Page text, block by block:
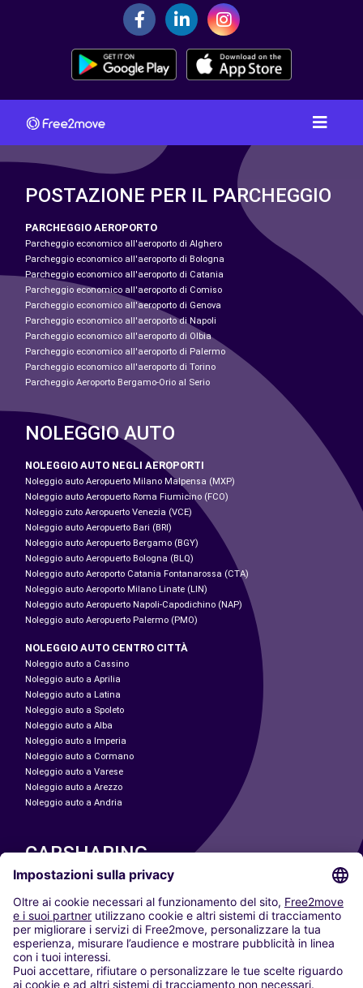
POSTAZIONE PER IL PARCHEGGIO
PARCHEGGIO AEROPORTO
Parcheggio economico all'aeroporto di Alghero
Parcheggio economico all'aeroporto di Bologna
Parcheggio economico all'aeroporto di Catania
Parcheggio economico all'aeroporto di Comiso
Parcheggio economico all'aeroporto di Genova
Parcheggio economico all'aeroporto di Napoli
Parcheggio economico all'aeroporto di Olbia
Parcheggio economico all'aeroporto di Palermo
Parcheggio economico all'aeroporto di Torino
Parcheggio Aeroporto Bergamo-Orio al Serio
NOLEGGIO AUTO
NOLEGGIO AUTO NEGLI AEROPORTI
Noleggio auto Aeropuerto Milano Malpensa (MXP)
Noleggio auto Aeropuerto Roma Fiumicino (FCO)
Noleggio zuto Aeropuerto Venezia (VCE)
Noleggio auto Aeropuerto Bari (BRI)
Noleggio auto Aeropuerto Bergamo (BGY)
Noleggio auto Aeropuerto Bologna (BLQ)
Noleggio auto Aeroporto Catania Fontanarossa (CTA)
Noleggio auto Aeroporto Milano Linate (LIN)
Noleggio auto Aeropuerto Napoli-Capodichino (NAP)
Noleggio auto Aeropuerto Palermo (PMO)
NOLEGGIO AUTO CENTRO CITTÀ
Noleggio auto a Cassino
Noleggio auto a Aprilia
Noleggio auto a Latina
Noleggio auto a Spoleto
Noleggio auto a Alba
Noleggio auto a Imperia
Noleggio auto a Cormano
Noleggio auto a Varese
Noleggio auto a Arezzo
Noleggio auto a Andria
CARSHARING
LE NOSTRE CITTÀ
Paris
Madrid
Washington DC
Milano
Roma
Torino